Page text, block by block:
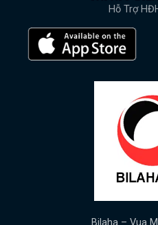
Hỗ Trợ
Bilaha – Vua